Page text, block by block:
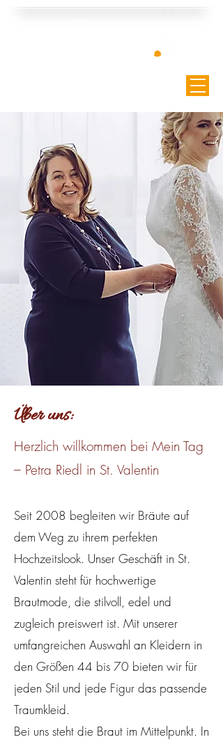
Über uns:
Herzlich willkommen bei Mein Tag
– Petra Riedl in St. Valentin
Seit 2008 begleiten wir Bräute auf
dem Weg zu ihrem perfekten
Hochzeitslook. Unser Geschäft in St.
Valentin steht für hochwertige
Brautmode, die stilvoll, edel und
zugleich preiswert ist. Mit unserer
umfangreichen Auswahl an Kleidern in
den Größen 44 bis 70 bieten wir für
jeden Stil und jede Figur das passende
Traumkleid.
Bei uns steht die Braut im Mittelpunkt. In